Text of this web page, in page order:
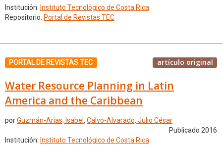
Institución: Instituto Tecnológico de Costa Rica
Repositorio: Portal de Revistas TEC
PORTAL DE REVISTAS TEC artículo original
Water Resource Planning in Latin
America and the Caribbean
porGuzmán-Arias, Isabel , Calvo-Alvarado, Julio César
Publicado 2016
Institución: Instituto Tecnológico de Costa Rica